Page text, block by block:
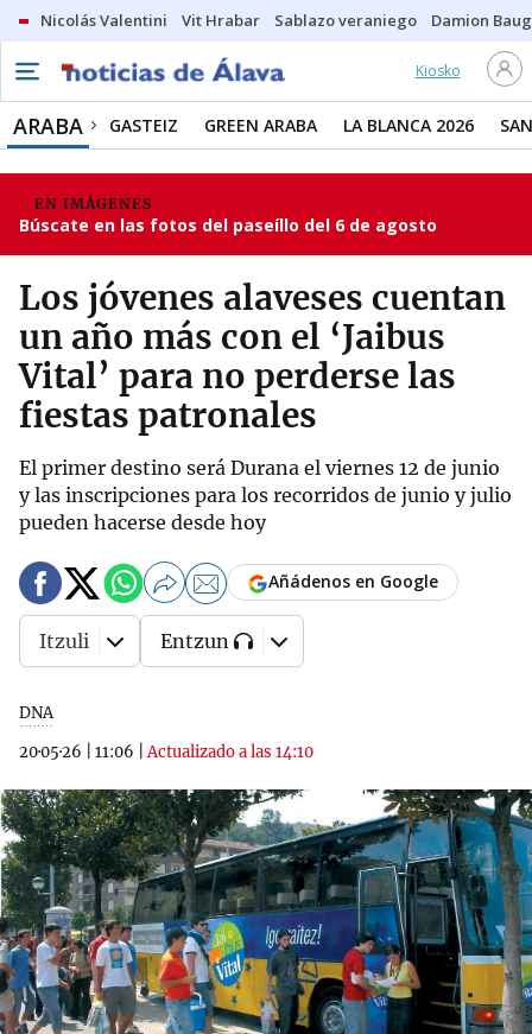
Nicolás Valentini Vit Hrabar Sablazo veraniego Damion
Kiosko
ARABA GASTEIZ GREEN ARABA LA BLANCA 2026
EN IMÁGENES
Búscate en las fotos del paseíllo del 6 de agosto
Los jóvenes alaveses cuentan
un año más con el ‘Jaibus
Vital’ para no perderse las
fiestas patronales
El primer destino será Durana el viernes 12 de junio
y las inscripciones para los recorridos de junio y julio
pueden hacerse desde hoy
DNA
20·05·26
11:06 |Actualizado a las 14:10
Añádenos en Google
Itzuli Entzun